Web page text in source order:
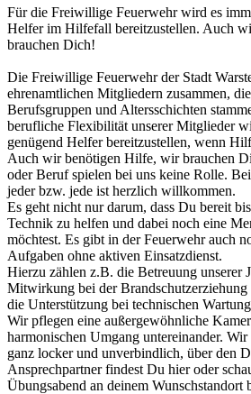
Für die Freiwillige Feuerwehr wird es
Helfer im Hilfefall bereitzustellen. Auch
brauchen Dich!
Die Freiwillige Feuerwehr der Stadt
ehrenamtlichen Mitgliedern zusammen,
Berufsgruppen und Altersschichten
berufliche Flexibilität unserer Mitglieder
genügend Helfer bereitzustellen, wenn
Auch wir benötigen Hilfe, wir brauchen
oder Beruf spielen bei uns keine Rolle.
jeder bzw. jede ist herzlich willkommen.
Es geht nicht nur darum, dass Du bereit
Technik zu helfen und dabei noch eine
möchtest. Es gibt in der Feuerwehr auch
Aufgaben ohne aktiven Einsatzdienst.
Hierzu zählen z.B. die Betreuung unserer
Mitwirkung bei der
die Unterstützung bei technischen
Wir pflegen eine außergewöhnliche
harmonischen Umgang untereinander.
ganz locker und unverbindlich, über den
Ansprechpartner findest Du hier oder
Übungsabend an deinem Wunschstandort